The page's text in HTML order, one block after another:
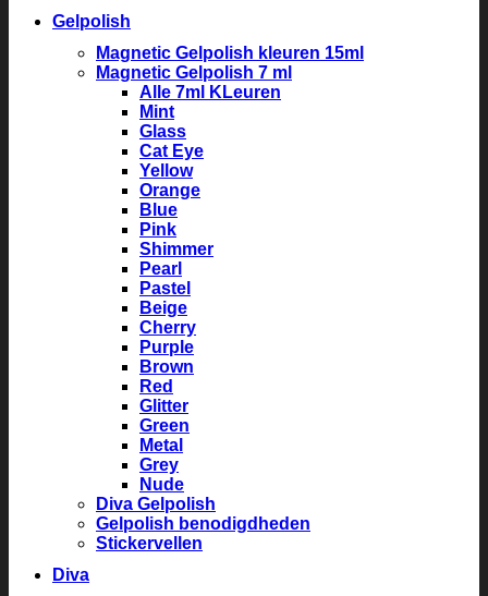
Gelpolish
Magnetic Gelpolish kleuren 15ml
Magnetic Gelpolish 7 ml
Alle 7ml KLeuren
Mint
Glass
Cat Eye
Yellow
Orange
Blue
Pink
Shimmer
Pearl
Pastel
Beige
Cherry
Purple
Brown
Red
Glitter
Green
Metal
Grey
Nude
Diva Gelpolish
Gelpolish benodigdheden
Stickervellen
Diva